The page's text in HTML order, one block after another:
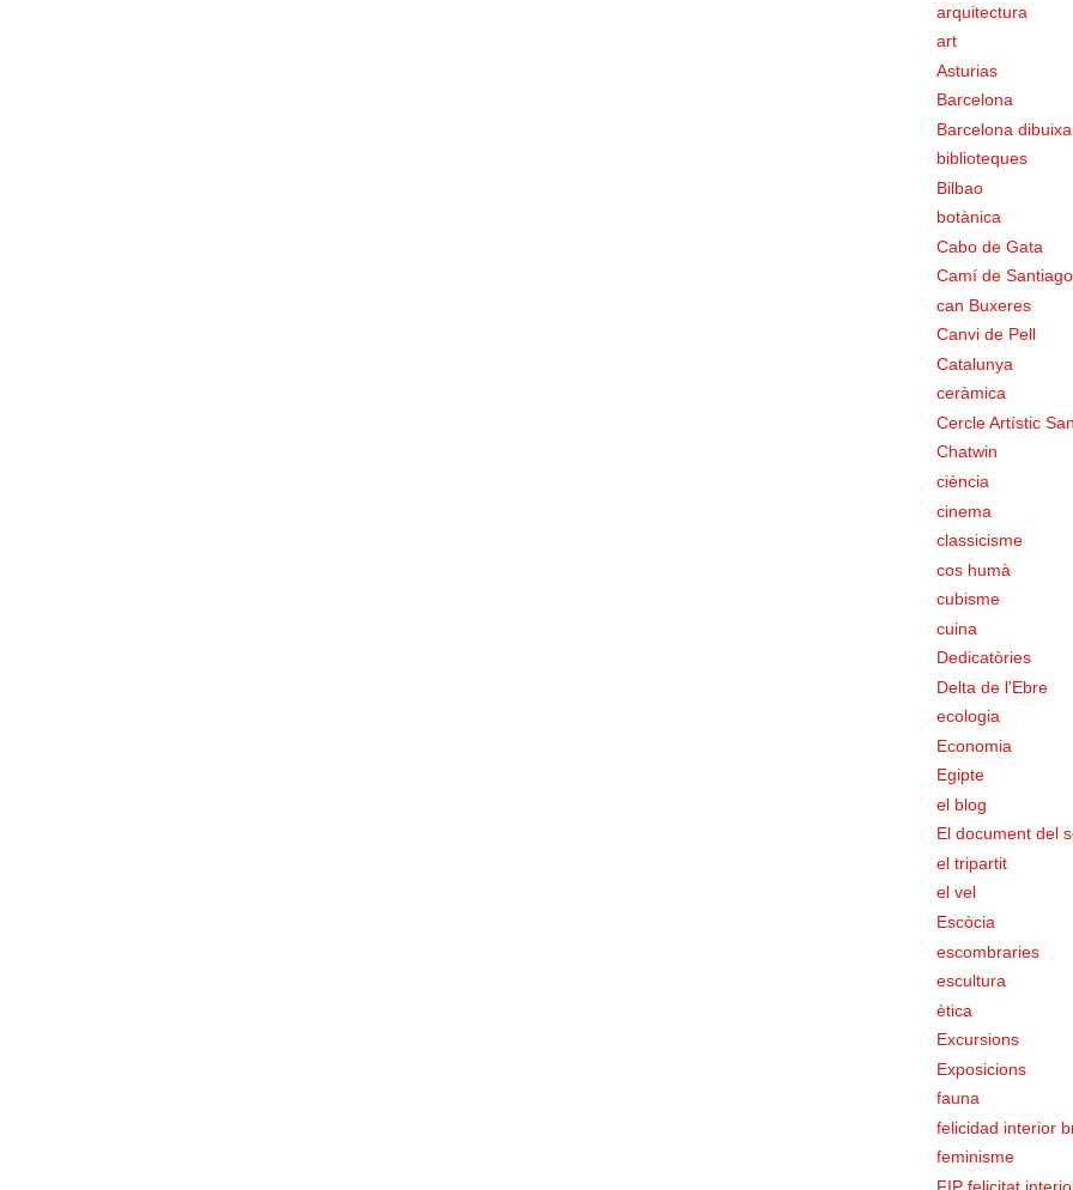
arquitectura
art
Asturias
Barcelona
Barcelona dibuixa
biblioteques
Bilbao
botànica
Cabo de Gata
Camí de Santiago
can Buxeres
Canvi de Pell
Catalunya
ceràmica
Cercle Artístic
Chatwin
ciència
cinema
classicisme
cos humà
cubisme
cuina
Dedicatòries
Delta de l'Ebre
ecologia
Economia
Egipte
el blog
El document del
el tripartit
el vel
Escòcia
escombraries
escultura
ètica
Excursions
Exposicions
fauna
felicidad interior
feminisme
FIP felicitat